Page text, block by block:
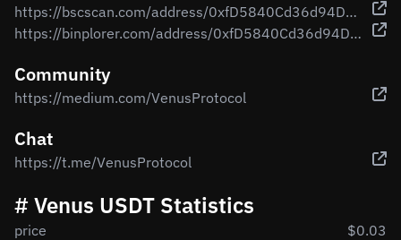
https://bscscan.com/address/0xfD5840Cd36d94D7229439859C0112a4185BC0255
https://binplorer.com/address/0xfD5840Cd36d94D7229439859C0112a4185BC0255
Community
https://medium.com/VenusProtocol
Chat
https://t.me/VenusProtocol
# Venus USDT Statistics
price
$0.03